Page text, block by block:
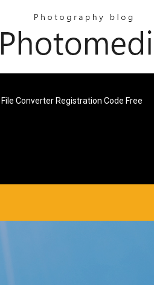
Converter Registration Code Free